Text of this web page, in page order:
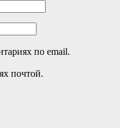
по email.
почтой.